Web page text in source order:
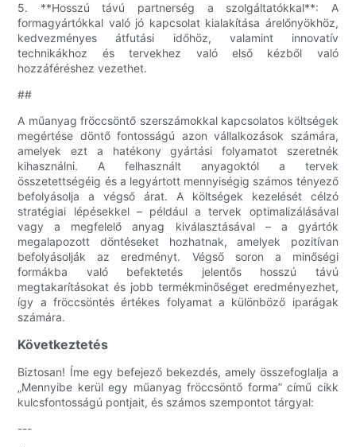
5. **Hosszú távú partnerség a szolgáltatókkal**: A
formagyártókkal való jó kapcsolat kialakítása árelőnyökhöz,
kedvezményes átfutási időhöz, valamint innovatív
technikákhoz és tervekhez való első kézből való
hozzáféréshez vezethet.
##
A műanyag fröccsöntő szerszámokkal kapcsolatos költségek
megértése döntő fontosságú azon vállalkozások számára,
amelyek ezt a hatékony gyártási folyamatot szeretnék
kihasználni. A felhasznált anyagoktól a tervek
összetettségéig és a legyártott mennyiségig számos tényező
befolyásolja a végső árat. A költségek kezelését célzó
stratégiai lépésekkel – például a tervek optimalizálásával
vagy a megfelelő anyag kiválasztásával – a gyártók
megalapozott döntéseket hozhatnak, amelyek pozitívan
befolyásolják az eredményt. Végső soron a minőségi
formákba való befektetés jelentős hosszú távú
megtakarításokat és jobb termékminőséget eredményezhet,
így a fröccsöntés értékes folyamat a különböző iparágak
számára.
Következtetés
Biztosan! Íme egy befejező bekezdés, amely összefoglalja a
„Mennyibe kerül egy műanyag fröccsöntő forma” című cikk
kulcsfontosságú pontjait, és számos szempontot tárgyal:
---